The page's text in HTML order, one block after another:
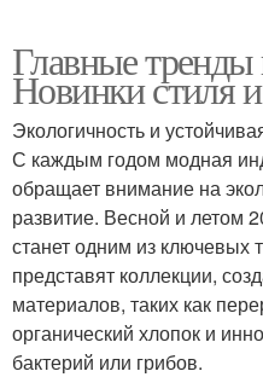
Главные тренды
Новинки стиля
Экологичность и
С каждым годом модная
обращает внимание на
развитие. Весной и летом
станет одним из ключевых
представят коллекции,
материалов, таких как
органический хлопок и
бактерий или грибов.